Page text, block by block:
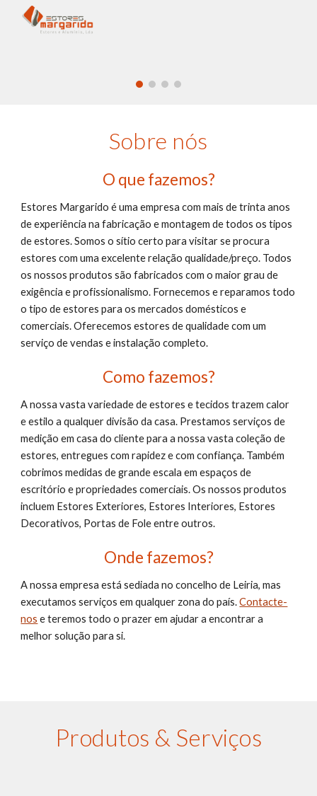
Skip to main content
Sobre nós
O que fazemos?
Estores Margarido é uma empresa com mais de trinta anos
de experiência na fabricação e montagem de todos os tipos
de estores. Somos o sítio certo para visitar se procura
estores com uma excelente relação qualidade/preço. Todos
os nossos produtos são fabricados com o maior grau de
exigência e profissionalismo. Fornecemos e reparamos todo
o tipo de estores para os mercados domésticos e
comerciais. Oferecemos estores de qualidade com um
serviço de vendas e instalação completo.
Como fazemos?
A nossa vasta variedade de estores e tecidos trazem calor
e estilo a qualquer divisão da casa. Prestamos serviços de
medição em casa do cliente para a nossa vasta coleção de
estores, entregues com rapidez e com confiança. Também
cobrimos medidas de grande escala em espaços de
escritório e propriedades comerciais. Os nossos produtos
incluem Estores Exteriores, Estores Interiores, Estores
Decorativos, Portas de Fole entre outros.
Onde fazemos?
A nossa empresa está sediada no concelho de Leiria, mas
executamos serviços em qualquer zona do país. Contacte-
nos e teremos todo o prazer em ajudar a encontrar a
melhor solução para si.
Produtos & Serviços